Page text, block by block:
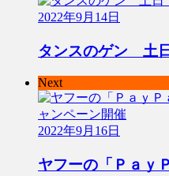
2022年9月14日
タンスのゲン 土
Next
2022年9月16日
ヤフーの「Ｐａｙ